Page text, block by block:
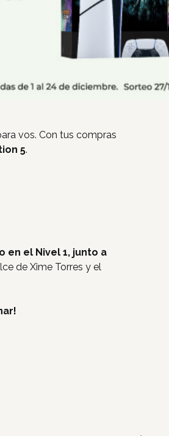
Tiendas
Novedades
Cards y Colectivos
Cine
Contacto
vos. Con tus compras
5.
en el Nivel 1, junto a
de Xime Torres y el